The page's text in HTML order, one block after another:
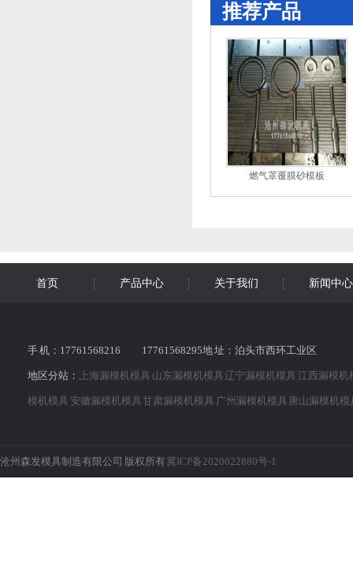
推荐产品
燃气罩覆膜砂模板
首页 产品中心 关于我们 新闻中心
手 机：17761568216 17761568295地 址：泊头市西环工业区
地区分站： 上海漏模机模具 山东漏模机模具 辽宁漏模机模具 江西漏模机
模机模具 安徽漏模机模具甘肃漏模机模具 广州漏模机模具 唐山漏模机模
沧州森发模具制造有限公司 版权所有冀ICP备2020022880号-1